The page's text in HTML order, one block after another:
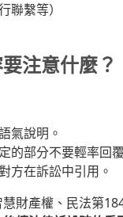
聯繫等）
注意什麼？
氣說明。
的部分不要輕率回
方在訴訟中引用。
財產權、民法第